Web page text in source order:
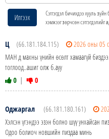
Илгээх
Сэтгэгдэл бичихдээ хууль
хэмжээг зөрчсөн сэтгэгдэлийг
Ц (66.181.184.115)
2026 оны 05
МАН д махны үнийн өсөлт хамаагүй
тоглоод..ашиг олж б.ауу
0 | 0
Оджаргал (66.181.180.161)
Хэлсэн үгэндээ эзэн болно шүү унхайсан
Одоо болиоч новшийн пиздаа минь